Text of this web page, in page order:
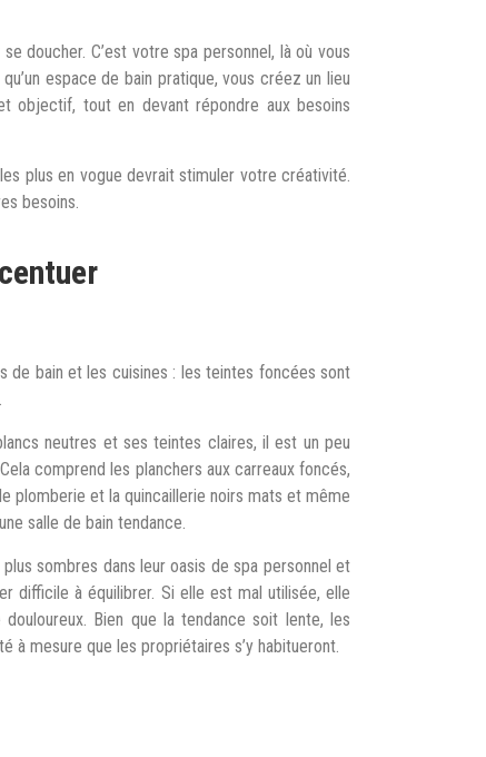
doucher. C’est votre spa personnel, là où vous
espace de bain pratique, vous créez un lieu
objectif, tout en devant répondre aux besoins
plus en vogue devrait stimuler votre créativité.
besoins.
de bain et les cuisines : les teintes foncées sont
neutres et ses teintes claires, il est un peu
comprend les planchers aux carreaux foncés,
plomberie et la quincaillerie noirs mats et même
salle de bain tendance.
sombres dans leur oasis de spa personnel et
difficile à équilibrer. Si elle est mal utilisée, elle
Bien que la tendance soit lente, les
à mesure que les propriétaires s’y habitueront.